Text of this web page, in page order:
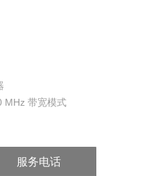
MHz 带宽模式
触发
服务电话